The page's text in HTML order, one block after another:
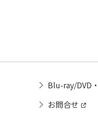
Blu-ray/DVD
お問合せ